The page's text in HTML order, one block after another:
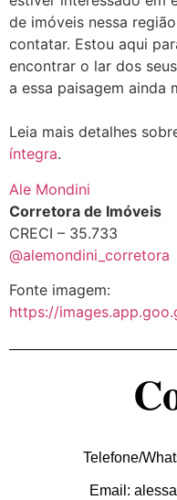
de imóveis nessa
contatar. Estou aqui
encontrar o lar dos
a essa paisagem ainda
Leia mais detalhes
íntegra.
Ale Mondini
Corretora de Imóveis
CRECI – 35.733
@alemondini_corretora
Fonte imagem:
https://
Telefone/
Email: